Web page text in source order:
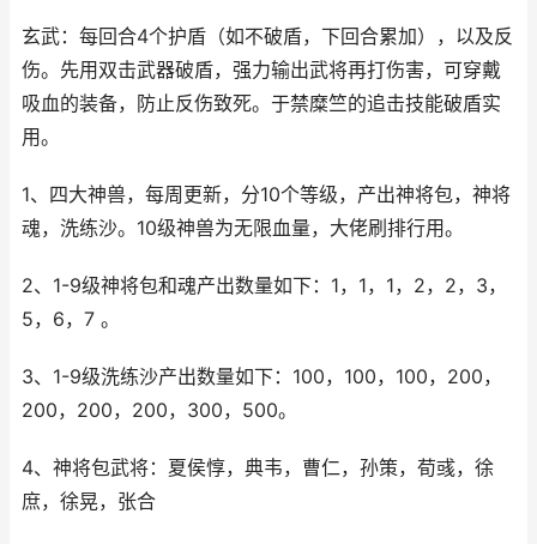
玄武：每回合4个护盾（如不破盾，下回合累加），以及反
伤。先用双击武器破盾，强力输出武将再打伤害，可穿戴
吸血的装备，防止反伤致死。于禁糜竺的追击技能破盾实
用。
1、四大神兽，每周更新，分10个等级，产出神将包，神将
魂，洗练沙。10级神兽为无限血量，大佬刷排行用。
2、1-9级神将包和魂产出数量如下：1，1，1，2，2，3，
5，6，7 。
3、1-9级洗练沙产出数量如下：100，100，100，200，
200，200，200，300，500。
4、神将包武将：夏侯惇，典韦，曹仁，孙策，荀彧，徐
庶，徐晃，张合